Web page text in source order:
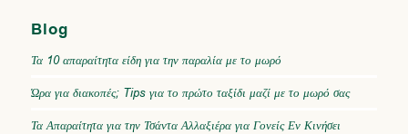
Blog
Τα 10 απαραίτητα είδη για την παραλία με το μωρό
Ώρα για διακοπές; Tips για το πρώτο ταξίδι μαζί με το μωρό σας
Τα Απαραίτητα για την Τσάντα Αλλαξιέρα για Γονείς Εν Κινήσει